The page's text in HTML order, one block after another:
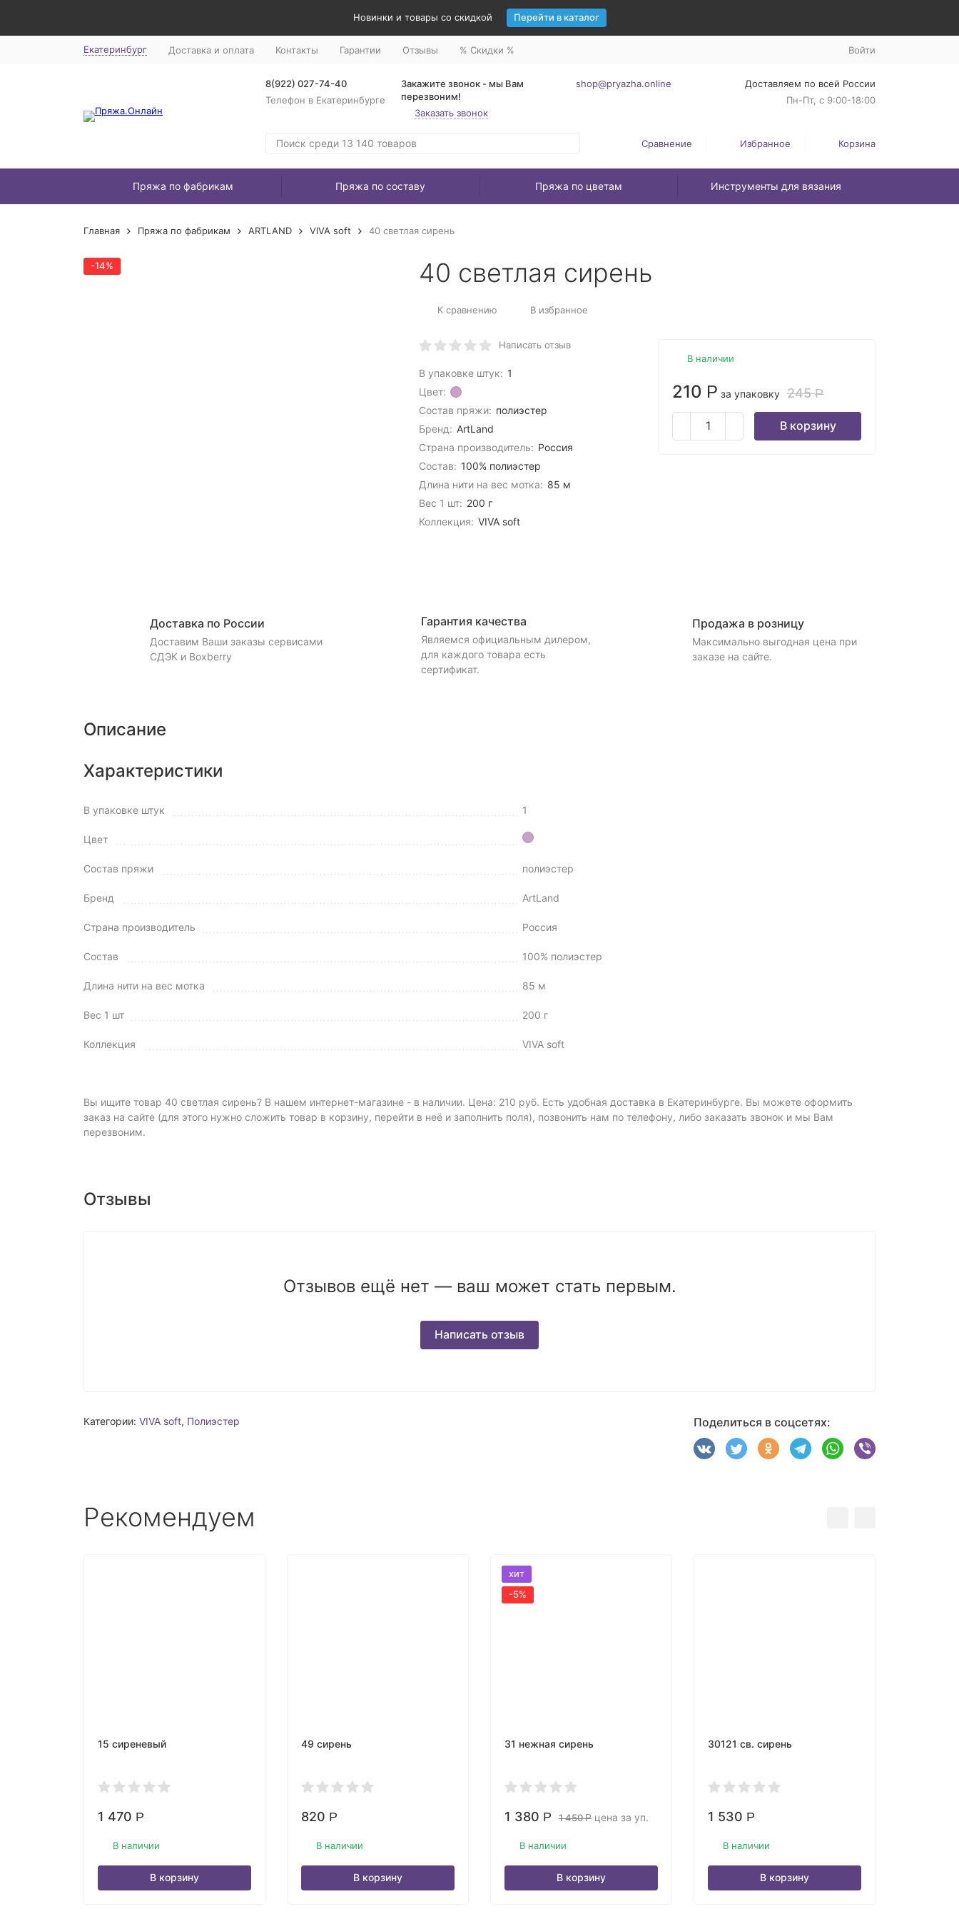
Новинки и товары со скидкой Перейти в каталог
Екатеринбург Доставка и оплата Контакты Гарантии Отзывы % Скидки % Войти
8(922) 027-74-40
Телефон в Екатеринбурге
Закажите звонок - мы Вам
перезвоним!
Заказать звонок
shop@pryazha.online
Доставляем по всей России
Пн-Пт, с 9:00-18:00
Сравнение Избранное Корзина
Пряжа по фабрикам Пряжа по составу Пряжа по цветам Инструменты для вязания
Главная Пряжа по фабрикам ARTLAND VIVA soft 40 светлая сирень
-14% 40 светлая сирень
К сравнению В избранное
Написать отзыв
В упаковке штук: 1
Цвет:
Состав пряжи: полиэстер
Бренд: ArtLand
Страна производитель: Россия
Состав: 100% полиэстер
Длина нити на вес мотка: 85 м
Вес 1 шт: 200 г
Коллекция: VIVA soft
В наличии
210 Р за упаковку 245Р
В корзину
Доставка по России
Доставим Ваши заказы сервисами
СДЭК и Boxberry
Гарантия качества
Являемся официальным дилером,
для каждого товара есть
сертификат.
Продажа в розницу
Максимально выгодная цена при
заказе на сайте.
Описание
Характеристики
В упаковке штук 1
Цвет
Состав пряжи полиэстер
Бренд ArtLand
Страна производитель Россия
Состав 100% полиэстер
Длина нити на вес мотка 85 м
Вес 1 шт 200 г
Коллекция VIVA soft
Вы ищите товар 40 светлая сирень? В нашем интернет-магазине - в наличии. Цена: 210 руб. Есть удобная доставка в Екатеринбурге. Вы можете оформить
заказ на сайте (для этого нужно сложить товар в корзину, перейти в неё и заполнить поля), позвонить нам по телефону, либо заказать звонок и мы Вам
перезвоним.
Отзывы
Отзывов ещё нет — ваш может стать первым.
Написать отзыв
Категории: VIVA soft, Полиэстер Поделиться в соцсетях:
Рекомендуем
15 сиреневый
1 470 Р
В наличии
В корзину
49 сирень
820 Р
В наличии
В корзину
хит
-5%
31 нежная сирень
1 380 Р 1 450Р цена за уп.
В наличии
В корзину
30121 св. сирень
1 530 Р
В наличии
В корзину